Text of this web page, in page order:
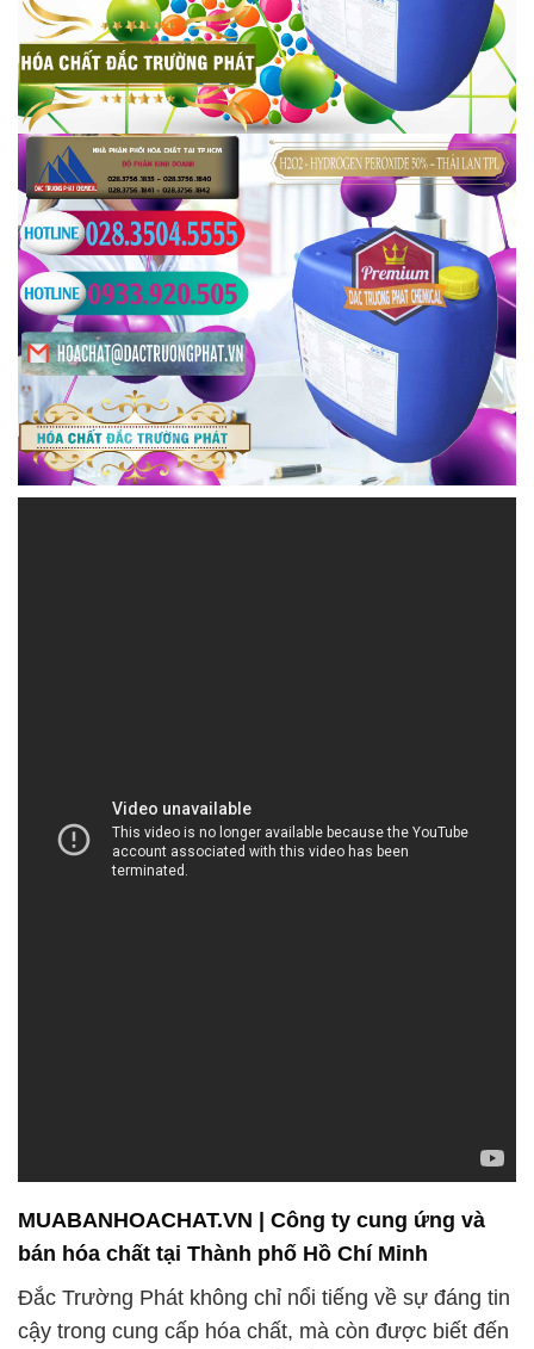
MUABANHOACHAT.VN | Công ty cung ứng và
bán hóa chất tại Thành phố Hồ Chí Minh
Đắc Trường Phát không chỉ nổi tiếng về sự đáng tin
cậy trong cung cấp hóa chất, mà còn được biết đến